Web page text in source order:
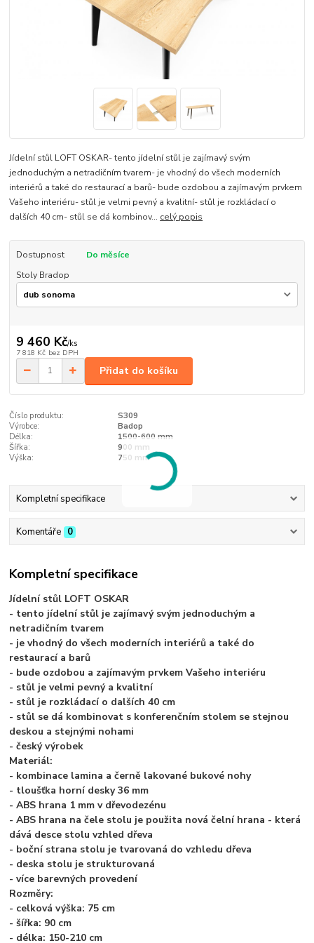
Jídelní stůl LOFT OSKAR- tento jídelní stůl je zajímavý svým
jednoduchým a netradičním tvarem- je vhodný do všech moderních
interiérů a také do restaurací a barů- bude ozdobou a zajímavým prvkem
Vašeho interiéru- stůl je velmi pevný a kvalitní- stůl je rozkládací o
dalších 40 cm- stůl se dá kombinov... celý popis
Dostupnost
Do měsíce
Stoly Bradop
9 460 Kč/ks
7 818 Kč bez DPH
Přidat do košíku
Číslo produktu:
S309
Výrobce:
Badop
Délka:
1500-600 mm
Šířka:
900 mm
Výška:
750 mm
Kompletní specifikace
Komentáře 0
Kompletní specifikace
Jídelní stůl LOFT OSKAR
- tento jídelní stůl je zajímavý svým jednoduchým a
netradičním tvarem
- je vhodný do všech moderních interiérů a také do
restaurací a barů
- bude ozdobou a zajímavým prvkem Vašeho interiéru
- stůl je velmi pevný a kvalitní
- stůl je rozkládací o dalších 40 cm
- stůl se dá kombinovat s konferenčním stolem se stejnou
deskou a stejnými nohami
- český výrobek
Materiál:
- kombinace lamina a černě lakované bukové nohy
- tloušťka horní desky 36 mm
- ABS hrana 1 mm v dřevodezénu
- ABS hrana na čele stolu je použita nová čelní hrana - která
dává desce stolu vzhled dřeva
- boční strana stolu je tvarovaná do vzhledu dřeva
- deska stolu je strukturovaná
- více barevných provedení
Rozměry:
- celková výška: 75 cm
- šířka: 90 cm
- délka: 150-210 cm